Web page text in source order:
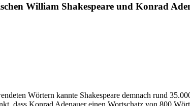
William Shakespeare und Konrad
Wörtern kannte Shakespeare demnach rund